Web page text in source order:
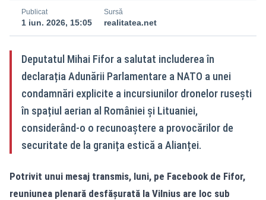
Publicat
1 iun. 2026, 15:05
Sursă
realitatea.net
Deputatul Mihai Fifor a salutat includerea în
declarația Adunării Parlamentare a NATO a unei
condamnări explicite a incursiunilor dronelor rusești
în spațiul aerian al României și Lituaniei,
considerând-o o recunoaștere a provocărilor de
securitate de la granița estică a Alianței.
Potrivit unui mesaj transmis, luni, pe Facebook de Fifor,
reuniunea plenară desfășurată la Vilnius are loc sub